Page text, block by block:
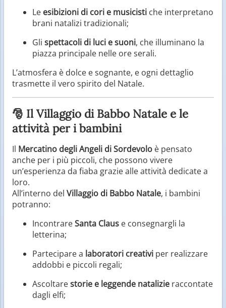
Le esibizioni di cori e musicisti che interpretano
brani natalizi tradizionali;
Gli spettacoli di luci e suoni, che illuminano la
piazza principale nelle ore serali.
L’atmosfera è dolce e sognante, e ogni dettaglio
trasmette il vero spirito del Natale.
🎅 Il Villaggio di Babbo Natale e le
attività per i bambini
Il Mercatino degli Angeli di Sordevolo è pensato
anche per i più piccoli, che possono vivere
un’esperienza da fiaba grazie alle attività dedicate a
loro.
All’interno del Villaggio di Babbo Natale, i bambini
potranno:
IncontrareSanta Claus e consegnargli la
letterina;
Partecipare a laboratori creativi per realizzare
addobbi e piccoli regali;
Ascoltarestorie e leggende natalizie raccontate
dagli elfi;